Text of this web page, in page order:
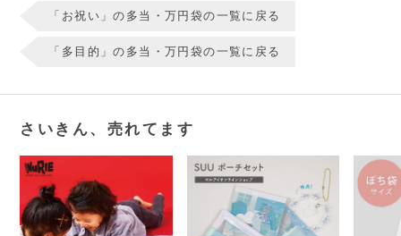
「お祝い」の多当・万円袋の一覧に戻る
「多目的」の多当・万円袋の一覧に戻る
さいきん、売れてます